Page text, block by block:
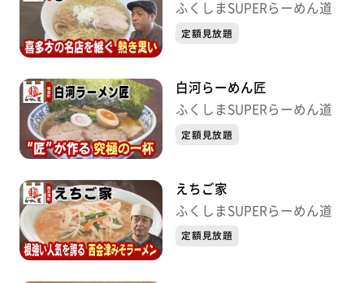
ふくしまSUPERらーめん道
定額見放題
白河らーめん匠
ふくしまSUPERらーめん道
定額見放題
えちご家
ふくしまSUPERらーめん道
定額見放題